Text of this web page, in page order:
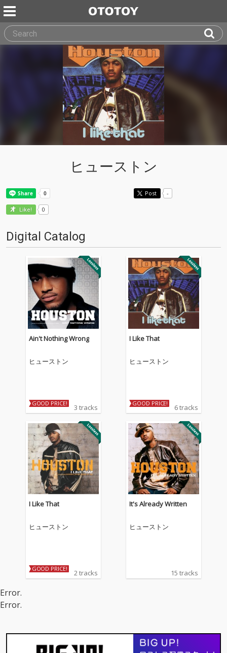
ヒューストン
Post -
Like! 0
Digital Catalog
Ain't Nothing Wrong
ヒューストン
GOOD PRICE! 3 tracks
I Like That
ヒューストン
GOOD PRICE! 6 tracks
I Like That
ヒューストン
GOOD PRICE! 2 tracks
It's Already Written
ヒューストン
15 tracks
Error.
Error.